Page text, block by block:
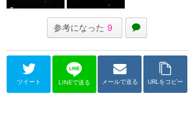
参考になった 9
ツイート LINEで送る メールで送る URLをコピー